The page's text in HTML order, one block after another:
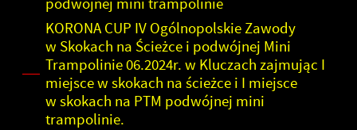
KORONA CUP IV Ogólnopolskie Zawody
w Skokach na Ścieżce i podwójnej Mini
Trampolinie 06.2024r. w Kluczach zajmując I
miejsce w skokach na ścieżce i I miejsce
w skokach na PTM podwójnej mini
trampolinie.